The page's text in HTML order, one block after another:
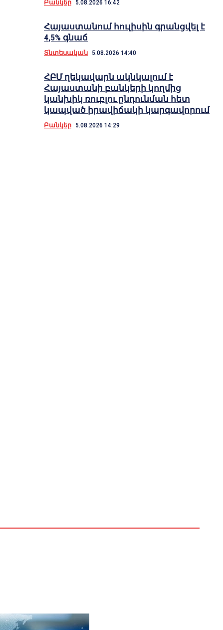
Բանկեր 5.08.2026 16:42
Հայաստանում հուլիսին գրանցվել է
4,5% գնաճ
Տնտեսական 5.08.2026 14:40
ՀԲՄ ղեկավարն ակնկալում է
Հայաստանի բանկերի կողմից
կանխիկ ռուբլու ընդունման հետ
կապված իրավիճակի կարգավորում
Բանկեր 5.08.2026 14:29